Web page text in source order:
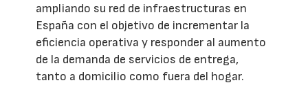
ampliando su red de infraestructuras en
España con el objetivo de incrementar la
eficiencia operativa y responder al aumento
de la demanda de servicios de entrega,
tanto a domicilio como fuera del hogar.